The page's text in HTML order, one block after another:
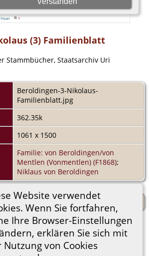
Website verwendet
Wenn Sie fortfahren,
Ihre Browser-Einstellungen
erklären Sie sich mit
Nutzung von Cookies
(3) Familienblatt
Stammbücher, Staatsarchiv Uri
Beroldingen-3-Nikolaus-
Familienblatt.jpg
362.35k
1061 x 1500
Familie: von Beroldingen/von
Mentlen (Vonmentlen) (F1868);
Niklaus von Beroldingen
25